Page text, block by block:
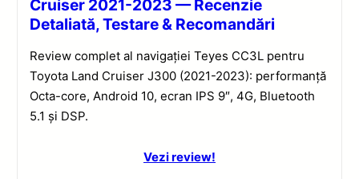
Cruiser 2021-2023 — Recenzie
Detaliată, Testare & Recomandări
Review complet al navigației Teyes CC3L pentru
Toyota Land Cruiser J300 (2021-2023): performanță
Octa-core, Android 10, ecran IPS 9″, 4G, Bluetooth
5.1 și DSP.
Vezi review!